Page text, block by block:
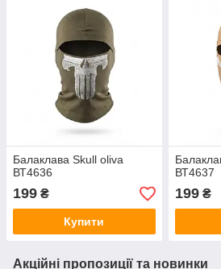
Балаклава Skull oliva
ВТ4636
199 ₴
Купити
ВТ4637
199₴
Акційні пропозиції та новинки